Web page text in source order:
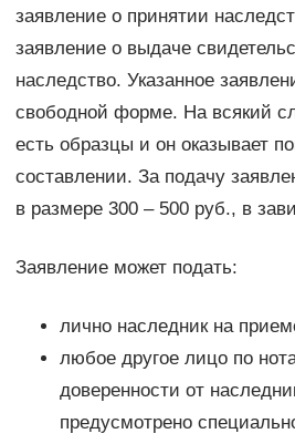
заявление о принятии
заявление о выдаче
наследство. Указанное
свободной форме. На всякий
есть образцы и он оказывает
составлении. За подачу
в размере 300 – 500 руб., в
Заявление может подать:
лично наследник на
любое другое лицо по
доверенности от
предусмотрено